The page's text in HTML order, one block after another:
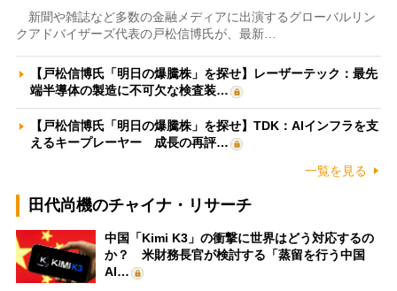
新聞や雑誌など多数の金融メディアに出演するグローバルリン
クアドバイザーズ代表の戸松信博氏が、最新…
【戸松信博氏「明日の爆騰株」を探せ】レーザーテック：最先
端半導体の製造に不可欠な検査装…
【戸松信博氏「明日の爆騰株」を探せ】TDK：AIインフラを支
えるキープレーヤー 成長の再評…
一覧を見る
田代尚機のチャイナ・リサーチ
中国「Kimi K3」の衝撃に世界はどう対応するの
か？ 米財務長官が検討する「蒸留を行う中国
AI…